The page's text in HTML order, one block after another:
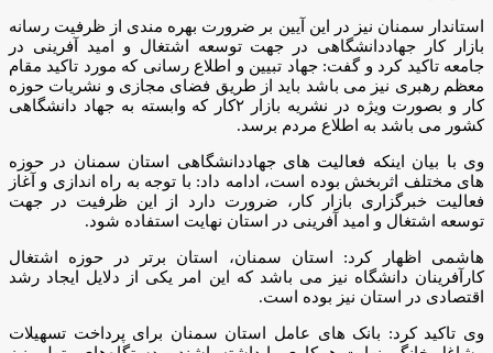
استاندار سمنان نیز در این آیین بر ضرورت بهره مندی از ظرفیت رسانه
بازار کار جهاددانشگاهی در جهت توسعه اشتغال و امید آفرینی در
جامعه تاکید کرد و گفت: جهاد تبیین و اطلاع رسانی که مورد تاکید مقام
معظم رهبری نیز می باشد باید از طریق فضای مجازی و نشریات حوزه
کار و بصورت ویژه در نشریه بازار ۲کار که وابسته به جهاد دانشگاهی
کشور می باشد به اطلاع مردم برسد.
وی با بیان اینکه فعالیت های جهاددانشگاهی استان سمنان در حوزه
های مختلف اثربخش بوده است، ادامه داد: با توجه به راه اندازی و آغاز
فعالیت خبرگزاری بازار کار، ضرورت دارد از این ظرفیت در جهت
توسعه اشتغال و امید آفرینی در استان نهایت استفاده شود.
هاشمی اظهار کرد: استان سمنان، استان برتر در حوزه اشتغال
کارآفرینان دانشگاه نیز می باشد که این امر یکی از دلایل ایجاد رشد
اقتصادی در استان نیز بوده است.
وی تاکید کرد: بانک های عامل استان سمنان برای پرداخت تسهیلات